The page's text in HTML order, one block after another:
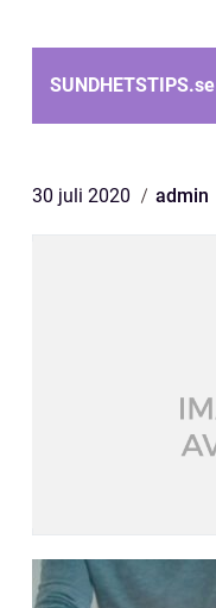
SUNDHETSTIPS.se
30 juli 2020 admin